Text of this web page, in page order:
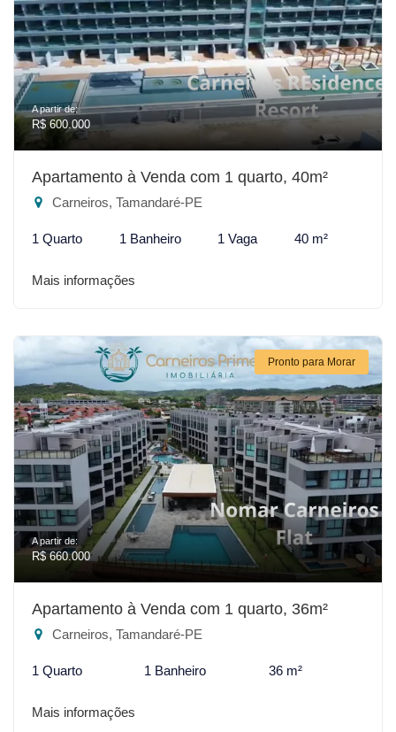
A partir de:
R$ 600.000
Apartamento à Venda com 1 quarto, 40m²
Carneiros, Tamandaré-PE
1 Quarto 1 Banheiro 1 Vaga 40 m²
Mais informações
Pronto para Morar
A partir de:
R$ 660.000
Apartamento à Venda com 1 quarto, 36m²
Carneiros, Tamandaré-PE
1 Quarto 1 Banheiro 36 m²
Mais informações